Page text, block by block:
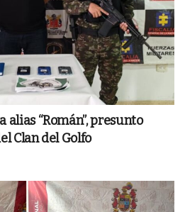
alias “Román”, presunto
Clan del Golfo